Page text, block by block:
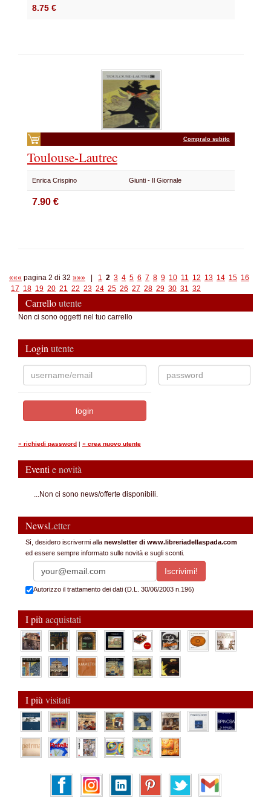
8.75 €
Compralo subito
Toulouse-Lautrec
Enrica Crispino Giunti - Il Giornale
7.90 €
««« pagina 2 di 32 »»» 1 2 3 4 5 6 7 8 9 10 11 12 13 14 15 16
17 18 19 20 21 22 23 24 25 26 27 28 29 30 31 32
Carrelloutente
Non ci sono oggetti nel tuo carrello
Login utente
» richiedi password | » crea nuovo utente
Eventi e novità
...Non ci sono news/offerte disponibili.
NewsLetter
Sì, desidero iscrivermi alla newsletter di www.libreriadellaspada.com
ed essere sempre informato sulle novità e sugli sconti.
Autorizzo il trattamento dei dati (D.L. 30/06/2003 n.196)
I più acquistati
I più visitati